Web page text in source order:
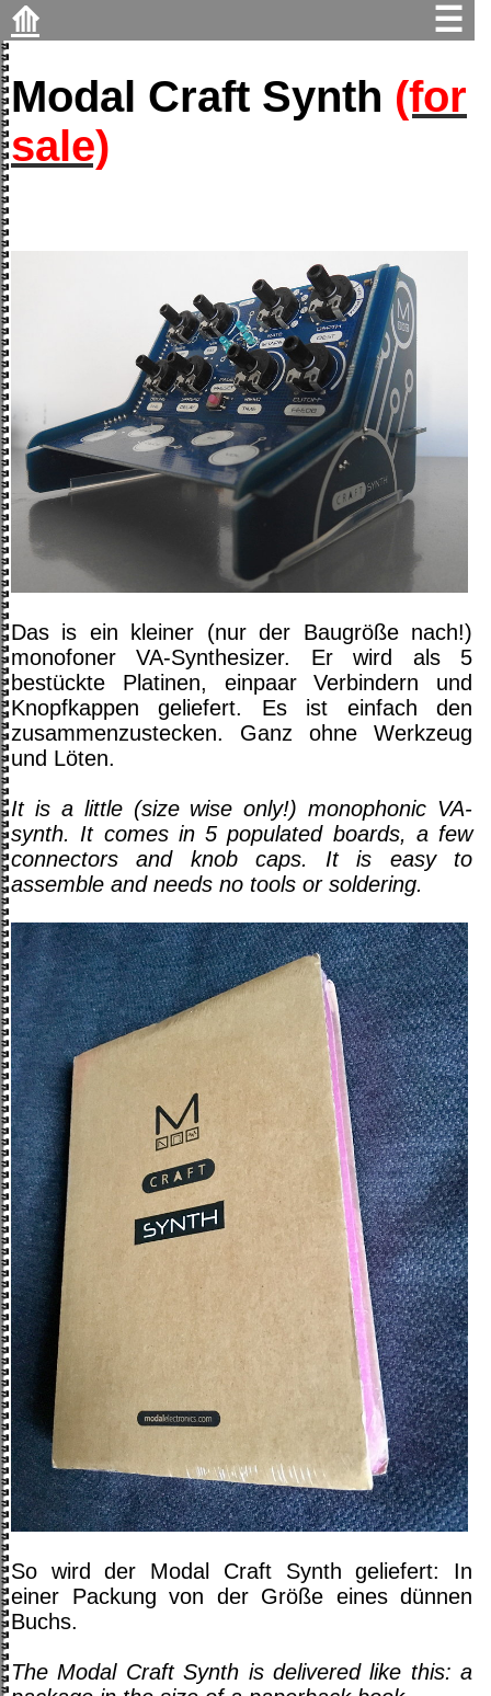
⟰ ☰
Modal Craft Synth (for
sale)
Das is ein kleiner (nur der Baugröße nach!)
monofoner VA-Synthesizer. Er wird als 5
bestückte Platinen, einpaar Verbindern und
Knopfkappen geliefert. Es ist einfach den
zusammenzustecken. Ganz ohne Werkzeug
und Löten.
It is a little (size wise only!) monophonic VA-
synth. It comes in 5 populated boards, a few
connectors and knob caps. It is easy to
assemble and needs no tools or soldering.
So wird der Modal Craft Synth geliefert: In
einer Packung von der Größe eines dünnen
Buchs.
The Modal Craft Synth is delivered like this: a